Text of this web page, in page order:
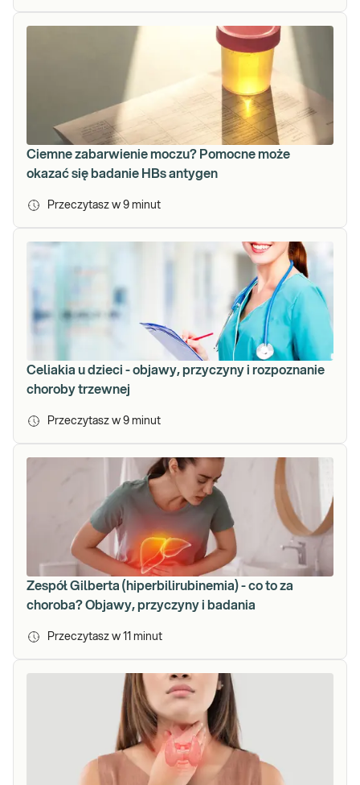
Ciemne zabarwienie moczu? Pomocne może
okazać się badanie HBs antygen
Przeczytasz w 9 minut
Celiakia u dzieci - objawy, przyczyny i rozpoznanie
choroby trzewnej
Przeczytasz w 9 minut
Zespół Gilberta (hiperbilirubinemia) - co to za
choroba? Objawy, przyczyny i badania
Przeczytasz w 11 minut